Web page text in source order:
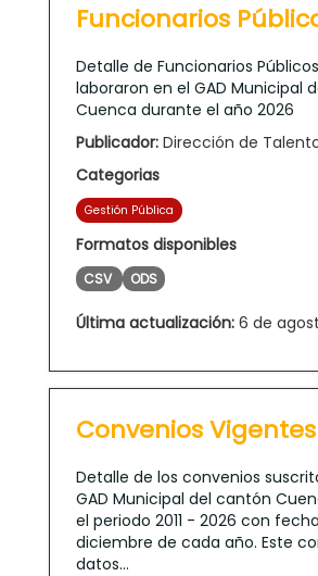
Funcionarios
Detalle de Funcionarios
laboraron en el GAD Municipal
Cuenca durante el año 2026
Publicador: Dirección de
Categorias
Gestión Pública
Formatos disponibles
CSV ODS
Última actualización: 6 de
Convenios Vigentes
Detalle de los convenios
GAD Municipal del cantón
el periodo 2011 - 2026 con
diciembre de cada año. Este
datos...